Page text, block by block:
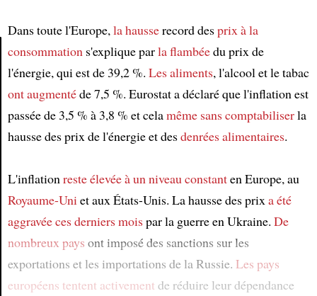
Article
Dans toute l'Europe, la hausserecord desprix à la
consommation s'explique parla flambéedu prix de
l'énergie, qui est de 39,2 %. Les aliments, l'alcool et le tabac
ont augmentéde 7,5 %. Eurostat a déclaré que l'inflation est
passée de 3,5 % à 3,8 % et celamême sans comptabiliserla
hausse des prix de l'énergie et desdenrées alimentaires.
L'inflation reste élevée à un niveau constanten Europe, au
Royaume-Uni et aux États-Unis. La hausse des prix a été
aggravéeces derniers moispar la guerre en Ukraine. De
nombreux pays ont imposé des sanctions sur les
exportations et les importations de la Russie. Les pays
européens tentent activement de réduire leur dépendance